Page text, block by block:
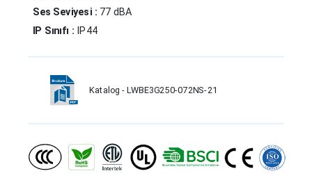
Ses Seviyesi : 77 dBA
IP Sınıfı : IP44
Katalog - LWBE3G250-072NS-21